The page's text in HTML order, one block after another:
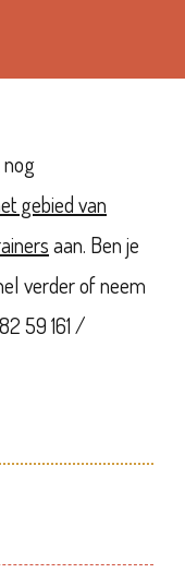
gebied van
aan. Ben je
verder of neem
59 161 /